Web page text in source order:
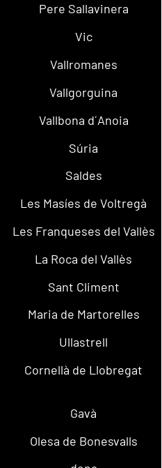
Pere Sallavinera
Vic
Vallromanes
Vallgorguina
Vallbona d´Anoia
Súria
Saldes
Les Masíes de Voltregà
Les Franqueses del Vallès
La Roca del Vallès
Sant Climent
Maria de Martorelles
Ullastrell
Cornellà de Llobregat
Gavà
Olesa de Bonesvalls